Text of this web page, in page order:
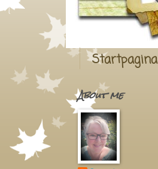
Startpagina
About me